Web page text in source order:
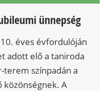
ünnepség
éves évfordulóján
adott elő a taniroda
színpadán a
A